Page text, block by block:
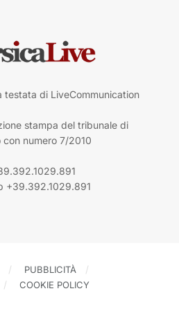
testata di LiveCommunication
stampa del tribunale di
con numero 7/2010
+39.392.1029.891
PUBBLICITÀ
COOKIE POLICY